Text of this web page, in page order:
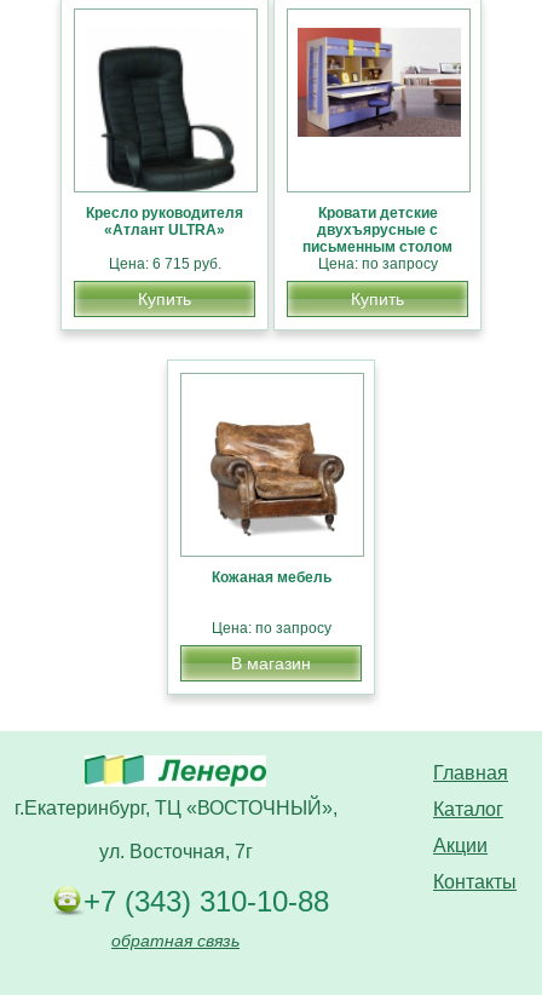
Кресло руководителя
«Атлант ULTRA»
Цена: 6 715 руб.
Купить
Кровати детские
двухъярусные с
письменным столом
Цена: по запросу
Купить
Кожаная мебель
Цена: по запросу
В магазин
Главная
Каталог
Акции
Контакты
г.Екатеринбург, ТЦ «ВОСТОЧНЫЙ»,
ул. Восточная, 7г
+7 (343) 310-10-88
обратная связь